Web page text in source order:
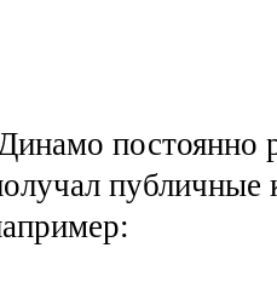
постоянно